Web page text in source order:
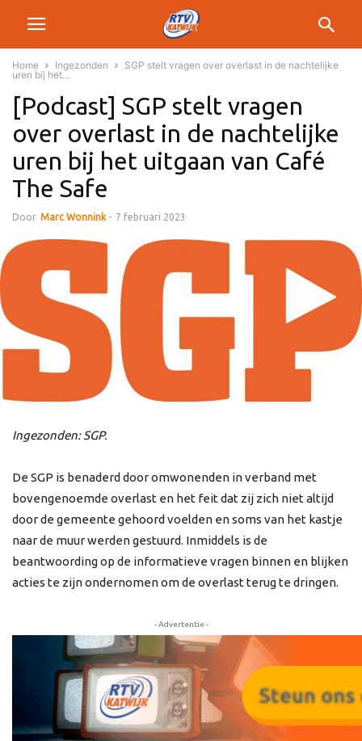
Home Ingezonden
SGP stelt vragen over overlast in de nachtelijke
uren bij het...
[Podcast] SGP stelt vragen
over overlast in de nachtelijke
uren bij het uitgaan van Café
The Safe
Door Marc Wonnink - 7 februari 2023
Ingezonden: SGP.
De SGP is benaderd door omwonenden in verband met
bovengenoemde overlast en het feit dat zij zich niet altijd
door de gemeente gehoord voelden en soms van het kastje
naar de muur werden gestuurd. Inmiddels is de
beantwoording op de informatieve vragen binnen en blijken
acties te zijn ondernomen om de overlast terug te dringen.
- Advertentie -